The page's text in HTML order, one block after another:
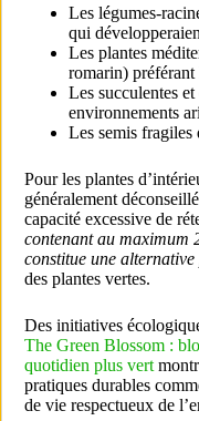
Les légumes-
qui
Les plantes
romarin) préférant
Les succulentes
environnements
Les semis fragiles
Pour les plantes
généralement
capacité excessive de
contenant au maximum
constitue une
des plantes vertes.
Des initiatives
The Green Blossom :
quotidien plus vert
pratiques durables
de vie respectueux de